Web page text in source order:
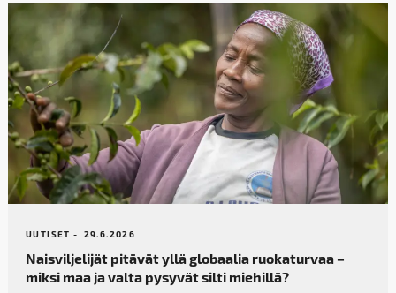
UUTISET - 29.6.2026
Naisviljelijät pitävät yllä globaalia ruokaturvaa –
miksi maa ja valta pysyvät silti miehillä?